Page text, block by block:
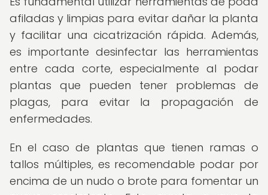
afiladas y limpias para evitar dañar la planta
y facilitar una cicatrización rápida. Además,
es importante desinfectar las herramientas
entre cada corte, especialmente al podar
plantas que pueden tener problemas de
plagas, para evitar la propagación de
enfermedades.
En el caso de plantas que tienen ramas o
tallos múltiples, es recomendable podar por
encima de un nudo o brote para fomentar un